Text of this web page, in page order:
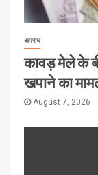
अपराध
कावड़ मेले के
खपाने का
August 7, 2026